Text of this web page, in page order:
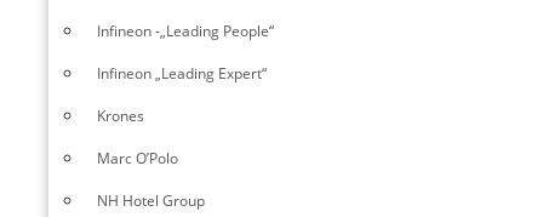
Infineon -„Leading People“
Infineon „Leading Expert“
Krones
Marc O’Polo
NH Hotel Group